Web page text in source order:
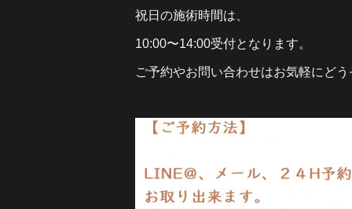
祝日の施術時間は、
10:00〜14:00受付となります。
ご予約やお問い合わせはお気軽にどう